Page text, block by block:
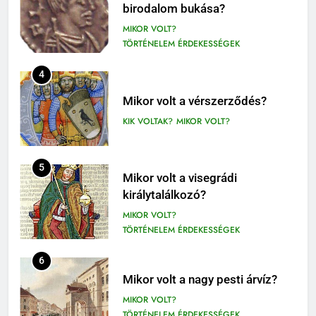
birodalom bukása?
MIKOR VOLT?
TÖRTÉNELEM ÉRDEKESSÉGEK
4
Mikor volt a vérszerződés?
KIK VOLTAK? MIKOR VOLT?
5
Mikor volt a visegrádi
királytalálkozó?
MIKOR VOLT?
TÖRTÉNELEM ÉRDEKESSÉGEK
6
Mikor volt a nagy pesti árvíz?
MIKOR VOLT?
12. OSZTÁLY OLVASÓNAPLÓ
9-12. OSZTÁLY OLVASÓNAPLÓ
1-4. OSZTÁLY OLVASÓNAPLÓ
olvasónapló
5. OSZTÁLY OLVASÓNAPLÓ
OLVASÓNAPLÓK
A jó palócok (elemzés)
ELEMZÉSEK-VERSELEMZÉS
OLVASÓNAPLÓK